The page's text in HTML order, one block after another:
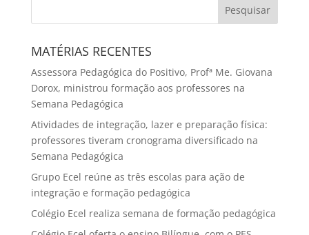
MATÉRIAS RECENTES
Assessora Pedagógica do Positivo, Profª Me. Giovana
Dorox, ministrou formação aos professores na
Semana Pedagógica
Atividades de integração, lazer e preparação física:
professores tiveram cronograma diversificado na
Semana Pedagógica
Grupo Ecel reúne as três escolas para ação de
integração e formação pedagógica
Colégio Ecel realiza semana de formação pedagógica